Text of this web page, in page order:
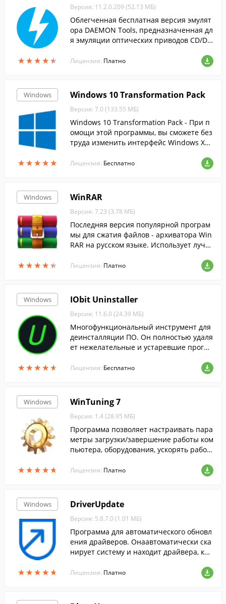
★★★★★
★★★★★
Версия: 11.2.0.209 (52.13 МБ)
Облегченная бесплатная версия эмулят
ора DAEMON Tools, предназначенная дл
я эмуляции оптических приводов CD/DV
Лицензия: Платно
Windows
★★★★★
★★★★★
Windows 10 Transformation Pack
Версия: 7.0 (133.55 МБ)
Windows 10 Transformation Pack - При п
омощи этой программы, вы сможете без
труда изменить интерфейс Windows XP,
нтерфейс десятки.
Лицензия: Бесплатно
Windows
★★★★★
★★★★★
WinRAR
Версия: 7.23 (3.78 МБ)
Последняя версия популярной програм
мы для сжатия файлов - архиватора Win
RAR на русском языке. Использует лучш
Лицензия: Платно
Windows
★★★★★
★★★★★
IObit Uninstaller
Версия: 11.6.0 (24.39 МБ)
Многофункциональный инструмент для
деинсталляции ПО. Он полностью удаля
ет нежелательные и устаревшие програ
авляя истории их существования в сист
Лицензия: Бесплатно
Windows
★★★★★
★★★★★
WinTuning 7
Версия: 1.4 (28.95 МБ)
Программа позволяет настраивать пара
метры загрузки/завершение работы ком
пьютера, оборудования, ускорять работ
скрытые настройки Windows 7.
Лицензия: Платно
Windows
★★★★★
★★★★★
DriverUpdate
Версия: 5.8.7.0 (1.01 МБ)
Программа для автоматического обновл
ения драйверов. Онаавтоматически ска
нирует систему и находит драйвера, кот
Лицензия: Платно